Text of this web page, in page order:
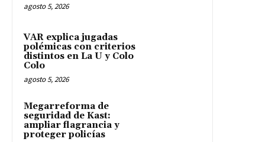
agosto 5, 2026
VAR explica jugadas
polémicas con criterios
distintos en La U y Colo
Colo
agosto 5, 2026
Megarreforma de
seguridad de Kast:
ampliar flagrancia y
proteger policías